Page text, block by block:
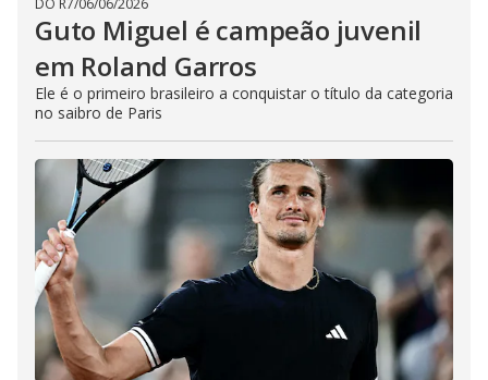
Guto Miguel é campeão juvenil
em Roland Garros
Ele é o primeiro brasileiro a conquistar o título da categoria
no saibro de Paris